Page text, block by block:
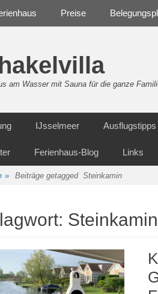
Preise
am Wasser mit Sauna für die ganze
IJsselmeer
Ferienhaus-Blog Links
» Beiträge getagged Steinkamin
Steinkamin